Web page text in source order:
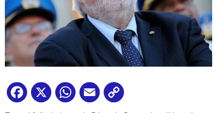
Facebook
X WhatsApp
Email